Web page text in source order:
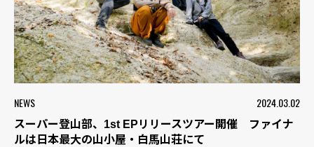
NEWS 2024.03.02
スーパー登山部、1st EPリリースツアー開催 ファイナ
ルは日本最大の山小屋・白馬山荘にて